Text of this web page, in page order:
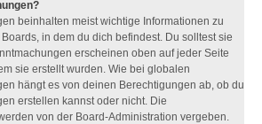
beinhalten meist wichtige Informationen zu
in dem du dich befindest. Du solltest sie
erscheinen oben auf jeder Seite
sie erstellt wurden. Wie bei globalen
hängt es von deinen Berechtigungen ab, ob du
erstellen kannst oder nicht. Die
von der Board-Administration vergeben.